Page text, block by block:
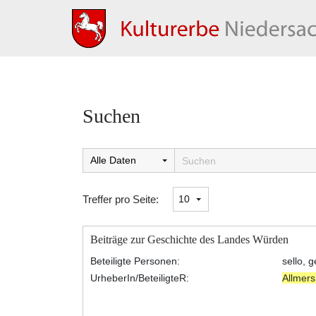
Suchen
Suchtreffer:
Treffer pro Seite:
Beiträge zur Geschichte des Landes Würden
Beteiligte Personen:
sello,
UrheberIn/BeteiligteR: